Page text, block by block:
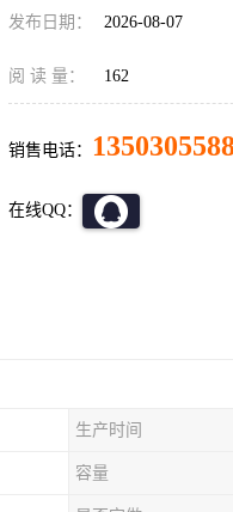
发布日期： 2026-08-07
阅 读 量： 162
销售电话：
在线QQ：
生产时间
容量